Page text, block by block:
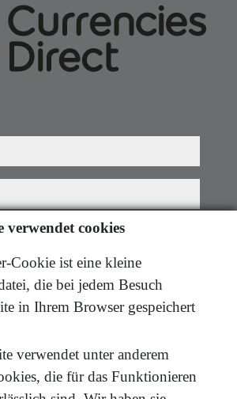
bedingungen gelesen und akzeptiere
verwendet cookies
Cookie ist eine kleine
die bei jedem Besuch
in Ihrem Browser gespeichert
verwendet unter anderem
die für das Funktionieren